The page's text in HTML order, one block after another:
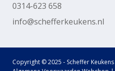
0314-623 658
info@schefferkeukens.nl
Copyright © 2025 - Scheffer Keukens